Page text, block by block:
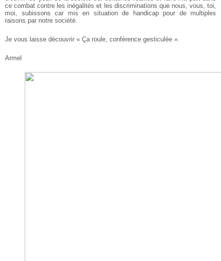
ce combat contre les inégalités et les discriminations que nous, vous, toi,
moi, subissons car mis en situation de handicap pour de multiples
raisons par notre société.
Je vous laisse découvrir « Ça roule, conférence gesticulée ».
Armel